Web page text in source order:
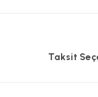
Taksit